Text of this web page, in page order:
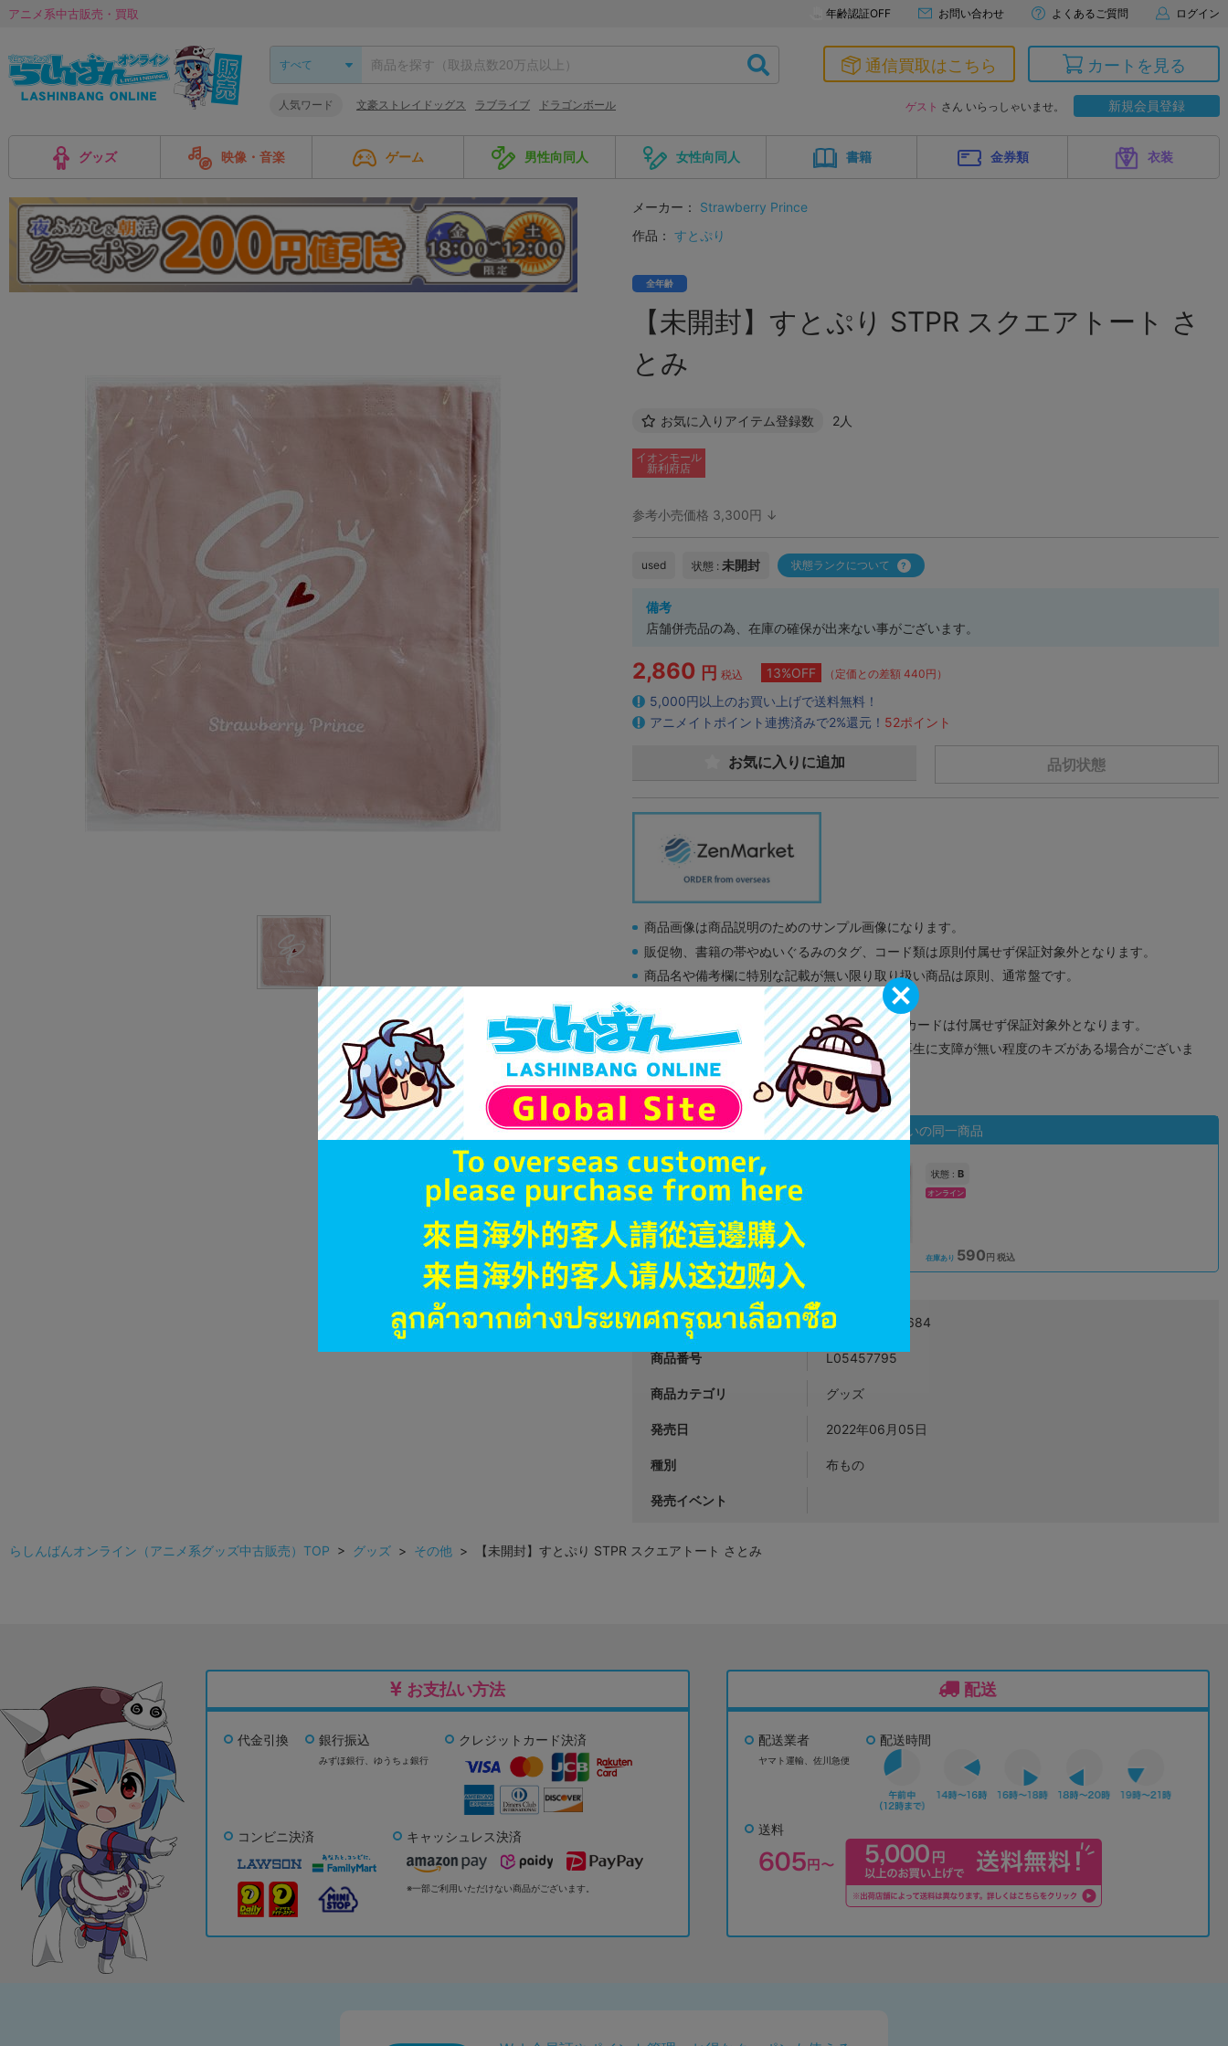
アニメ系中古販売・買取 年齢認証OFF お問い合わせ よくあるご質問 ログイン
人気ワード 文豪ストレイドッグス ラブライブ ドラゴンボール
通信買取はこちら カートを見る
ゲスト さん いらっしゃいませ。 新規会員登録
グッズ 映像・音楽 ゲーム 男性向同人 女性向同人 書籍 金券類 衣装
メーカー：
Strawberry Prince
作品： すとぷり
全年齢
【未開封】すとぷり STPR スクエアトート さ
とみ
お気に入りアイテム登録数 2人
イオンモール
新利府店
参考小売価格 3,300円 ↓
used 状態 : 未開封 状態ランクについて
備考
店舗併売品の為、在庫の確保が出来ない事がございます。
2,860 円 税込 13%OFF （定価との差額 440円）
5,000円以上のお買い上げで送料無料！
アニメイトポイント連携済みで2%還元！ 52ポイント
品切状態
お気に入りに追加
商品画像は商品説明のためのサンプル画像になります。
販促物、書籍の帯やぬいぐるみのタグ、コード類は原則付属せず保証対象外となります。
商品名や備考欄に特別な記載が無い限り取り扱い商品は原則、通常盤です。
「電池」は原則として保証対象外となります。
ゲーム機本体には、SDカードなどのメモリーカードは付属せず保証対象外となります。
ディスク類の読み取り面のキズに関しまして再生に支障が無い程度のキズがある場合がございま
す。
※詳細につきましてはコチラ
状態違いの同一商品
状態 :A
オンライン
990円 税込
状態 : B
オンライン
在庫あり 590円 税込
JANコード 4580642975684
商品番号 L05457795
商品カテゴリ グッズ
発売日 2022年06月05日
種別 布もの
発売イベント
らしんばんオンライン（アニメ系グッズ中古販売）TOP > グッズ > その他 > 【未開封】すとぷり STPR スクエアトート さとみ
お支払い方法
代金引換 銀行振込
みずほ銀行、 ゆうちょ銀行
クレジットカード決済
コンビニ決済 キャッシュレス決済
※一部ご利用いただけない商品がございます。
配送
配送業者
ヤマト運輸、佐川急便
配送時間
送料